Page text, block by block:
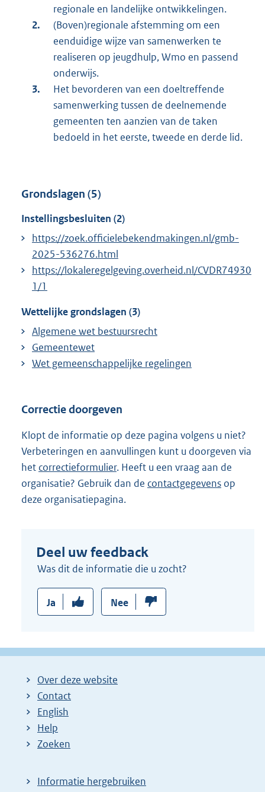
regionale en landelijke ontwikkelingen.
(Boven)regionale afstemming om een
eenduidige wijze van samenwerken te
realiseren op jeugdhulp, Wmo en passend
onderwijs.
Het bevorderen van een doeltreffende
samenwerking tussen de deelnemende
gemeenten ten aanzien van de taken
bedoeld in het eerste, tweede en derde lid.
Grondslagen (5)
Instellingsbesluiten (2)
https://zoek.officielebekendmakingen.nl/gmb-
2025-536276.html
https://lokaleregelgeving.overheid.nl/CVDR74930
1/1
Wettelijke grondslagen (3)
Algemene wet bestuursrecht
Gemeentewet
Wet gemeenschappelijke regelingen
Correctie doorgeven
Klopt de informatie op deze pagina volgens u niet?
Verbeteringen en aanvullingen kunt u doorgeven via
het correctieformulier. Heeft u een vraag aan de
organisatie? Gebruik dan de contactgegevens op
deze organisatiepagina.
Deel uw feedback
Was dit de informatie die u zocht?
Ja Nee
Over deze website
Contact
English
Help
Zoeken
Informatie hergebruiken